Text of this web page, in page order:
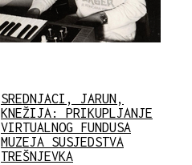
SREDNJACI, JARUN,
KNEŽIJA: PRIKUPLJANJE
VIRTUALNOG FUNDUSA
MUZEJA SUSJEDSTVA
TREŠNJEVKA